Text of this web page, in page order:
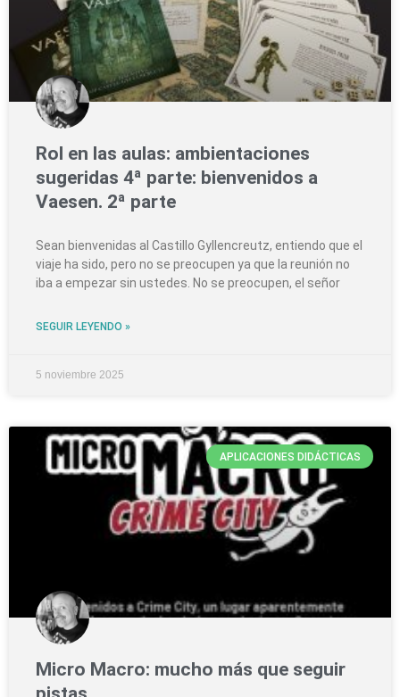
Rol en las aulas: ambientaciones
sugeridas 4ª parte: bienvenidos a
Vaesen. 2ª parte
Sean bienvenidas al Castillo Gyllencreutz, entiendo que el
viaje ha sido, pero no se preocupen ya que la reunión no
iba a empezar sin ustedes. No se preocupen, el señor
SEGUIR LEYENDO »
5 noviembre 2025
APLICACIONES DIDÁCTICAS
Micro Macro: mucho más que seguir